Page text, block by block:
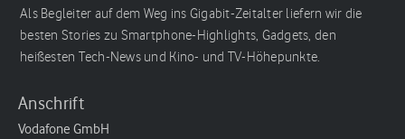
Als Begleiter auf dem Weg ins Gigabit-Zeitalter liefern wir die
besten Stories zu Smartphone-Highlights, Gadgets, den
heißesten Tech-News und Kino- und TV-Höhepunkte.
Anschrift
Vodafone GmbH